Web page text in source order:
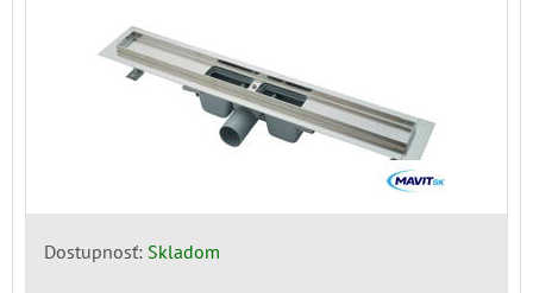
Dostupnosť: Skladom